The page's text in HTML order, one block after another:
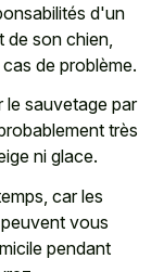
d'un
son chien,
de problème.
le sauvetage par
très
ni glace.
car les
vous
pendant